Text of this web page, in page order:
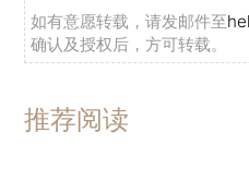
如有意愿转载，请发邮件至
确认及授权后，方可转载。
推荐阅读